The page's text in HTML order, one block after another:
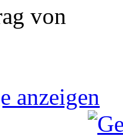
von
anzeigen